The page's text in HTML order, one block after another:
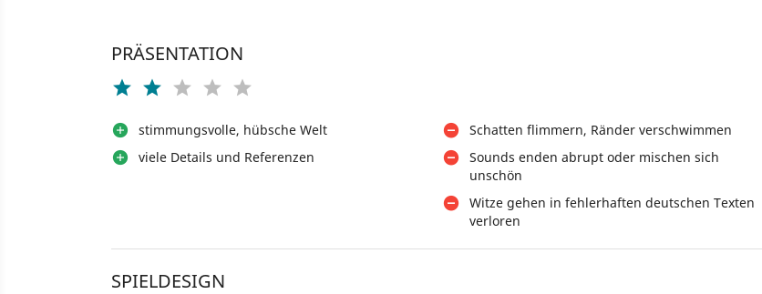
PRÄSENTATION
stimmungsvolle, hübsche Welt
viele Details und Referenzen
Schatten flimmern, Ränder verschwimmen
Sounds enden abrupt oder mischen sich
unschön
Witze gehen in fehlerhaften deutschen Texten
verloren
SPIELDESIGN